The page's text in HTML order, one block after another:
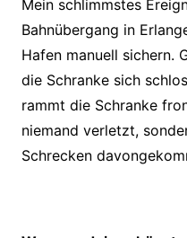
Mein schlimmstes
Bahnübergang in
Hafen manuell sichern.
die Schranke sich
rammt die Schranke
niemand verletzt,
Schrecken